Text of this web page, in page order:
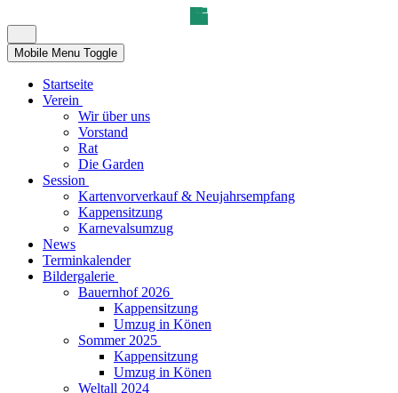
Mobile Menu Toggle
Startseite
Verein
Wir über uns
Vorstand
Rat
Die Garden
Session
Kartenvorverkauf & Neujahrsempfang
Kappensitzung
Karnevalsumzug
News
Terminkalender
Bildergalerie
Bauernhof 2026
Kappensitzung
Umzug in Könen
Sommer 2025
Kappensitzung
Umzug in Könen
Weltall 2024